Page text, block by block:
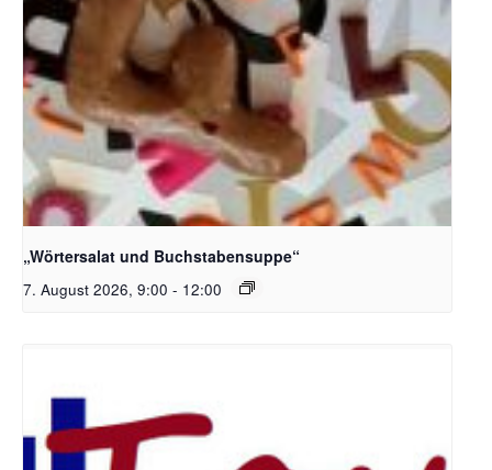
Bildquelle_ Pixabay Free_Christoph Meinersmann
„Wörtersalat und Buchstabensuppe“
7. August 2026, 9:00 - 12:00